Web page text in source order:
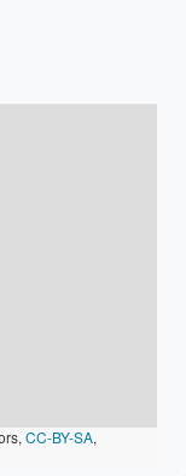
CC-BY-SA,